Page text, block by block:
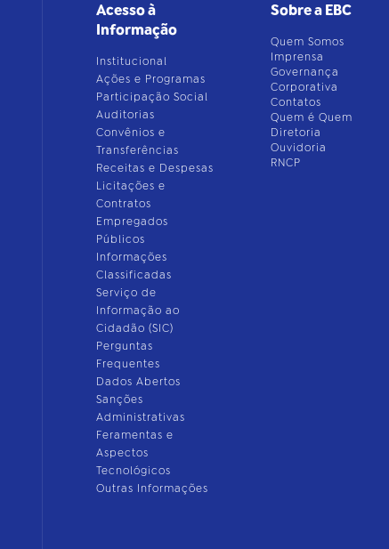
Acesso à
Informação
Institucional
Ações e Programas
Participação Social
Auditorias
Convênios e
Transferências
Receitas e Despesas
Licitações e
Contratos
Empregados
Públicos
Informações
Classificadas
Serviço de
Informação ao
Cidadão (SIC)
Perguntas
Frequentes
Dados Abertos
Sanções
Administrativas
Feramentas e
Aspectos
Tecnológicos
Outras Informações
Sobre a EBC
Quem Somos
Imprensa
Governança
Corporativa
Contatos
Quem é Quem
Diretoria
Ouvidoria
RNCP